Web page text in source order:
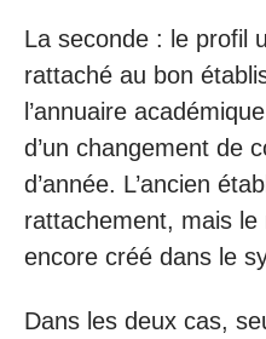
La seconde : le profil
rattaché au bon
l’annuaire
d’un changement de
d’année. L’ancien
rattachement, mais le
encore créé dans le
Dans les deux cas,